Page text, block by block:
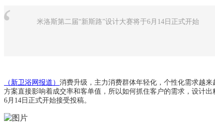
米洛斯第二届“新斯路”设计大赛将于6月14日正式开始
（新卫浴网报道） 消费升级，主力消费群体年轻化，个性化需求越
方案直接影响着成交率和客单值，所以如何抓住客户的需求，设计
6月14日正式开始接受投稿。